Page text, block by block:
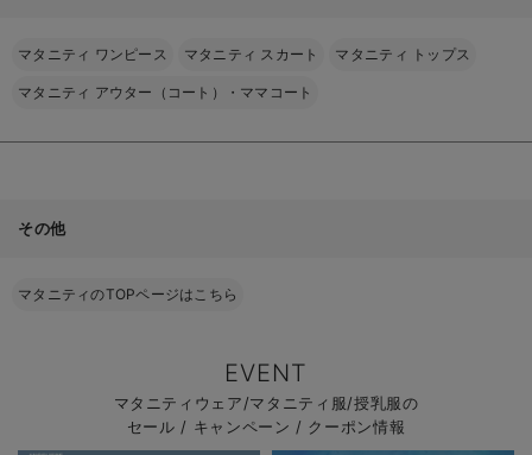
マタニティ ワンピース マタニティ スカート マタニティ トップス
マタニティ アウター（コート）・ママコート
その他
マタニティのTOPページはこちら
EVENT
マタニティウェア/マタニティ服/授乳服の
セール / キャンペーン / クーポン情報